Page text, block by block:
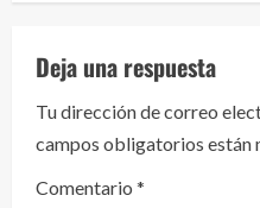
l
e
y
e
Deja una respuesta
Tu dirección de correo
campos obligatorios están
Comentario *